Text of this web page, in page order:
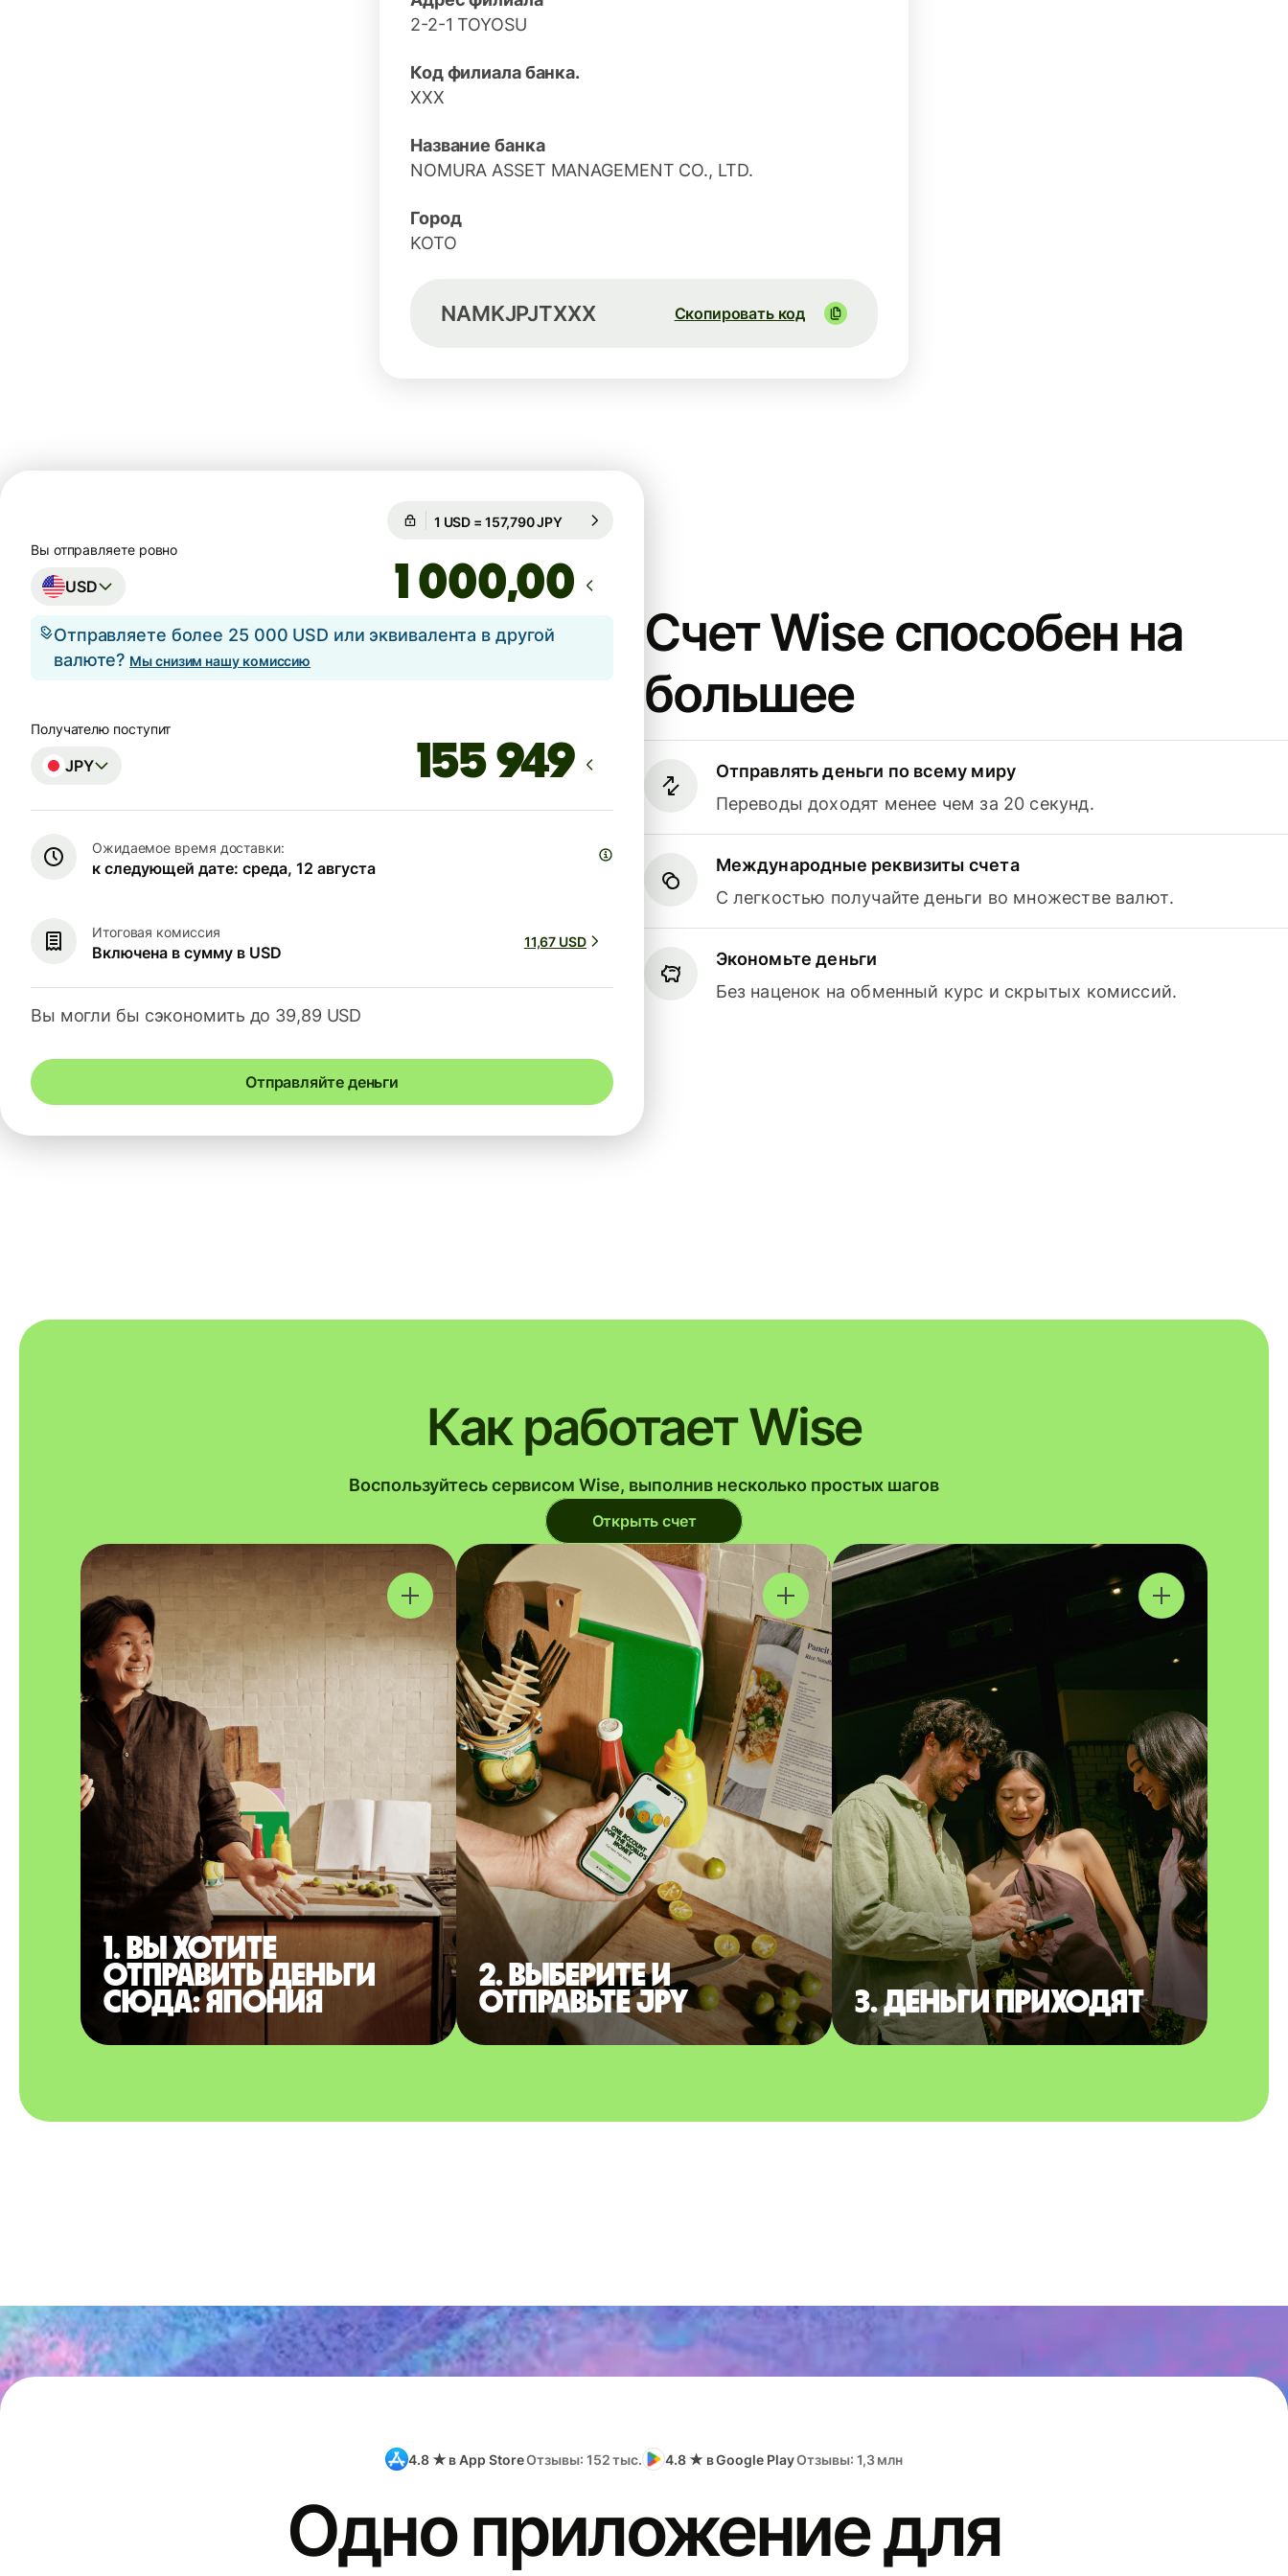
2-2-1 TOYOSU
Код филиала банка.
XXX
Название банка
NOMURA ASSET MANAGEMENT CO., LTD.
Город
KOTO
NAMKJPJTXXX Скопировать код
Счет Wise способен на
большее
Отправлять деньги по всему миру
Переводы доходят менее чем за 20 секунд.
Международные реквизиты счета
С легкостью получайте деньги во множестве валют.
Экономьте деньги
Без наценок на обменный курс и скрытых комиссий.
Гарантирован на 44 ч.
Вы отправляете ровно
USD ,00
Отправляете более 25 000 USD или эквивалента в другой
валюте? Мы снизим нашу комиссию
Получателю поступит
JPY
Ожидаемое время доставки:
к следующей дате: среда, 12 августа
Итоговая комиссия
Включена в сумму в USD
11,67 USD
Вы могли бы сэкономить до 39,89 USD
Отправляйте деньги
Как работает Wise
Воспользуйтесь сервисом Wise, выполнив несколько простых шагов
Открыть счет
1. Вы хотите
отправить деньги
сюда: Япония
2. Выберите и
отправьте JPY
3. Деньги приходят
4.8 ★ в App StoreОтзывы: 152 тыс. 4.8 ★ в Google PlayОтзывы: 1,3 млн
Одно приложение для